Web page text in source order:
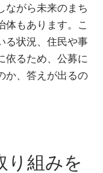
ながら未来のまち
体もあります。こ
る状況、住民や事
依るため、公募に
か、答えが出るの
り組みを